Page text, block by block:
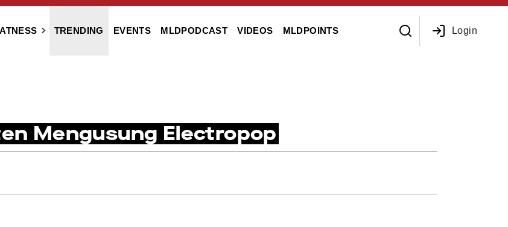
TRENDING EVENTS MLDPODCAST VIDEOS MLDPOINTS Login
Mengusung Electropop